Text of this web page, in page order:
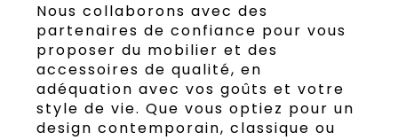
Nous collaborons avec des
partenaires de confiance pour vous
proposer du mobilier et des
accessoires de qualité, en
adéquation avec vos goûts et votre
style de vie. Que vous optiez pour un
design contemporain, classique ou